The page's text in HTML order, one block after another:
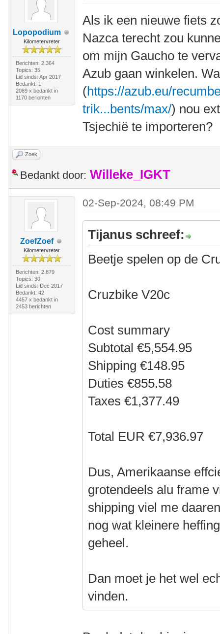
Lopopodium
Kilometervreter
Berichten: 2.364
Topics: 35
Lid sinds: Apr 2017
Bedankt: 1
2089 x bedankt in
1170 berichten
Als ik een nieuwe fiets
Nazca terecht zou
om mijn Gaucho te
Azub gaan winkelen.
(https://azub.eu/
trik...bents/max/) nou
Tsjechië te importeren?
Zoek
Bedankt door: Willeke_IGKT
ZoefZoef
Kilometervreter
Berichten: 2.879
Topics: 30
Lid sinds: Dec 2017
Bedankt: 42
4457 x bedankt in
2453 berichten
02-Sep-2024, 08:49 PM
Tijanus schreef:
Beetje spelen op de
Cruzbike V20c
Cost summary
Subtotal €5,554.95
Shipping €148.95
Duties €855.58
Taxes €1,377.49
Total EUR €7,936.97
Dus, Amerikaanse
grotendeels alu frame
shipping viel me
nog wat kleinere
geheel.
Dan moet je het wel
vinden.